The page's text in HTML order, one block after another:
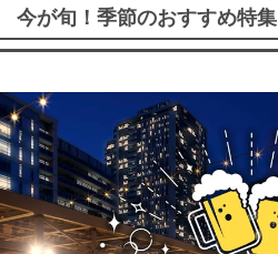
今が旬！季節のおすすめ特集